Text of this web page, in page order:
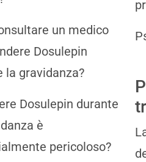
un medico
Dosulepin
la gravidanza?
Dosulepin durante
è
pericoloso?